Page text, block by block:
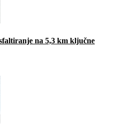
na 5,3 km ključne